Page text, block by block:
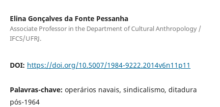
Elina Gonçalves da Fonte Pessanha
Associate Professor in the Department of Cultural Anthropology /
IFCS/UFRJ.
DOI: https://doi.org/10.5007/1984-9222.2014v6n11p11
Palavras-chave: operários navais, sindicalismo, ditadura
pós-1964